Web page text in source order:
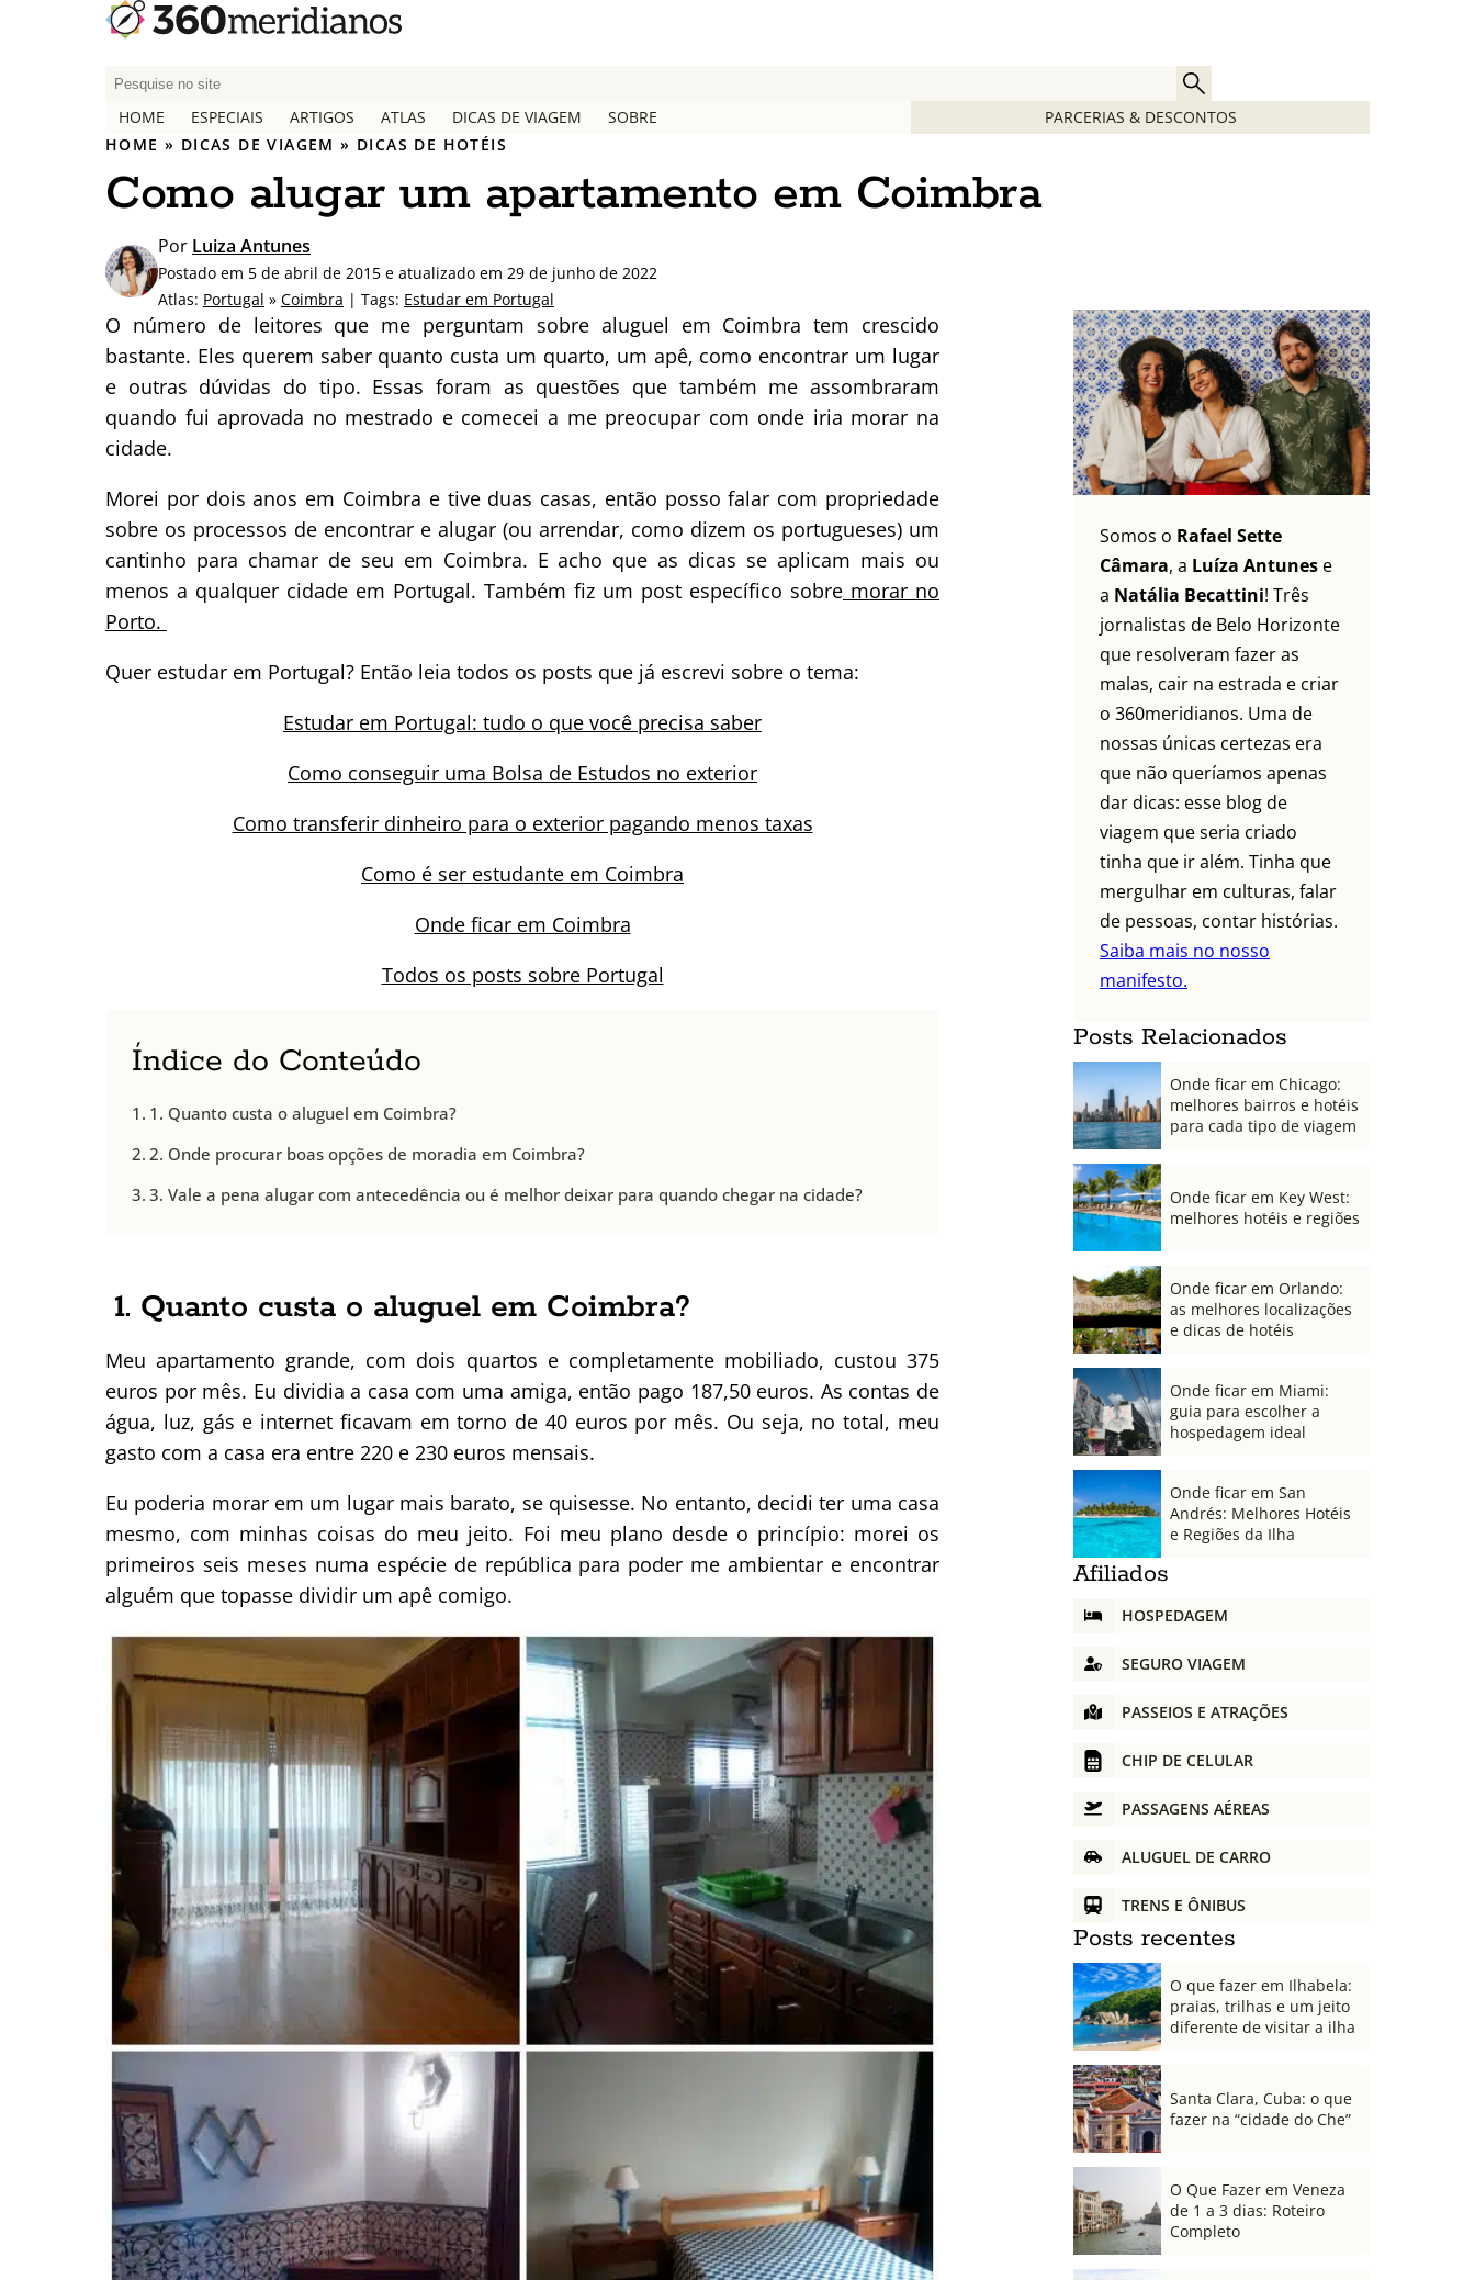
P
q
u
i
a
r
p
o
r
:
HOME ESPECIAIS ARTIGOS ATLAS DICAS DE VIAGEM SOBRE
PARCERIAS & DESCONTOS
HOME » DICAS DE VIAGEM » DICAS DE HOTÉIS
Como alugar um apartamento em Coimbra
Por Luiza Antunes
Postado em 5 de abril de 2015 e atualizado em 29 de junho de 2022
Atlas: Portugal » Coimbra | Tags: Estudar em Portugal
O número de leitores que me perguntam sobre aluguel em Coimbra tem crescido
bastante. Eles querem saber quanto custa um quarto, um apê, como encontrar um lugar
e outras dúvidas do tipo. Essas foram as questões que também me assombraram
quando fui aprovada no mestrado e comecei a me preocupar com onde iria morar na
cidade.
Morei por dois anos em Coimbra e tive duas casas, então posso falar com propriedade
sobre os processos de encontrar e alugar (ou arrendar, como dizem os portugueses) um
cantinho para chamar de seu em Coimbra. E acho que as dicas se aplicam mais ou
menos a qualquer cidade em Portugal. Também fiz um post específico sobre morar no
Porto.
Quer estudar em Portugal? Então leia todos os posts que já escrevi sobre o tema:
Estudar em Portugal: tudo o que você precisa saber
Como conseguir uma Bolsa de Estudos no exterior
Como transferir dinheiro para o exterior pagando menos taxas
Como é ser estudante em Coimbra
Onde ficar em Coimbra
Todos os posts sobre Portugal
Índice do Conteúdo
1. Quanto custa o aluguel em Coimbra?
2. Onde procurar boas opções de moradia em Coimbra?
3. Vale a pena alugar com antecedência ou é melhor deixar para quando chegar na cidade?
1. Quanto custa o aluguel em Coimbra?
Meu apartamento grande, com dois quartos e completamente mobiliado, custou 375
euros por mês. Eu dividia a casa com uma amiga, então pago 187,50 euros. As contas de
água, luz, gás e internet ficavam em torno de 40 euros por mês. Ou seja, no total, meu
gasto com a casa era entre 220 e 230 euros mensais.
Eu poderia morar em um lugar mais barato, se quisesse. No entanto, decidi ter uma casa
mesmo, com minhas coisas do meu jeito. Foi meu plano desde o princípio: morei os
primeiros seis meses numa espécie de república para poder me ambientar e encontrar
alguém que topasse dividir um apê comigo.
Somos o Rafael Sette
Câmara, a Luíza Antunes e
a Natália Becattini! Três
jornalistas de Belo Horizonte
que resolveram fazer as
malas, cair na estrada e criar
o 360meridianos. Uma de
nossas únicas certezas era
que não queríamos apenas
dar dicas: esse blog de
viagem que seria criado
tinha que ir além. Tinha que
mergulhar em culturas, falar
de pessoas, contar histórias.
Saiba mais no nosso
manifesto.
Posts Relacionados
Onde ficar em Chicago:
melhores bairros e hotéis
para cada tipo de viagem
Onde ficar em Key West:
melhores hotéis e regiões
Onde ficar em Orlando:
as melhores localizações
e dicas de hotéis
Onde ficar em Miami:
guia para escolher a
hospedagem ideal
Onde ficar em San
Andrés: Melhores Hotéis
e Regiões da Ilha
Afiliados
HOSPEDAGEM
SEGURO VIAGEM
PASSEIOS E ATRAÇÕES
CHIP DE CELULAR
PASSAGENS AÉREAS
ALUGUEL DE CARRO
TRENS E ÔNIBUS
Posts recentes
O que fazer em Ilhabela:
praias, trilhas e um jeito
diferente de visitar a ilha
Santa Clara, Cuba: o que
fazer na “cidade do Che”
O Que Fazer em Veneza
de 1 a 3 dias: Roteiro
Completo